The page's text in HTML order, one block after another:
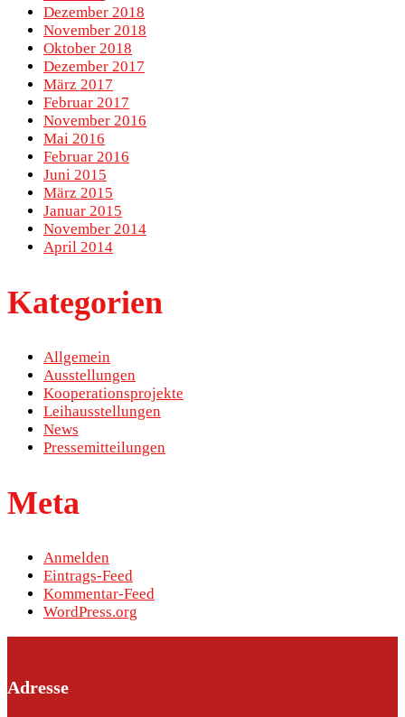
Dezember 2018
November 2018
Oktober 2018
Dezember 2017
März 2017
Februar 2017
November 2016
Mai 2016
Februar 2016
Juni 2015
März 2015
Januar 2015
November 2014
April 2014
Kategorien
Allgemein
Ausstellungen
Kooperationsprojekte
Leihausstellungen
News
Pressemitteilungen
Meta
Anmelden
Eintrags-Feed
Kommentar-Feed
WordPress.org
Adresse